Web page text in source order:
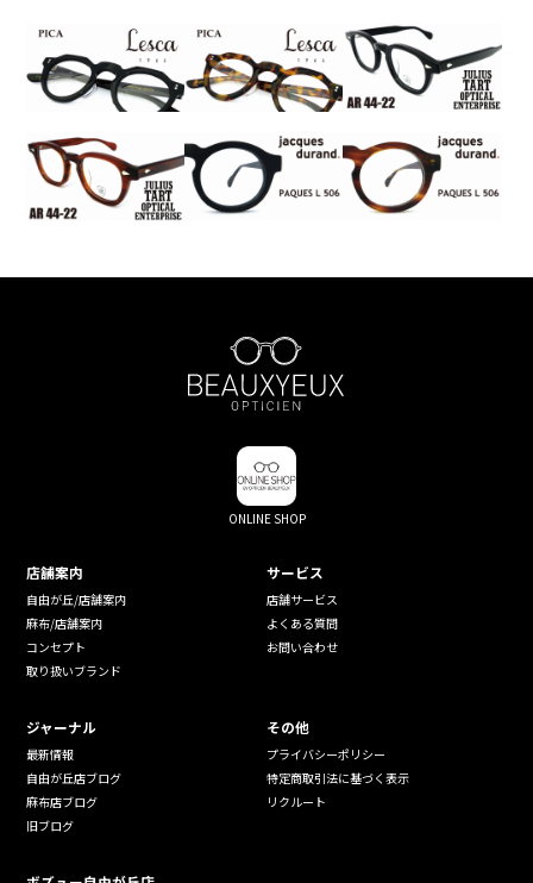
ONLINE SHOP
店舗案内
自由が丘/店舗案内
麻布/店舗案内
コンセプト
取り扱いブランド
サービス
店舗サービス
よくある質問
お問い合わせ
ジャーナル
最新情報
自由が丘店ブログ
麻布店ブログ
旧ブログ
その他
プライバシーポリシー
特定商取引法に基づく表示
リクルート